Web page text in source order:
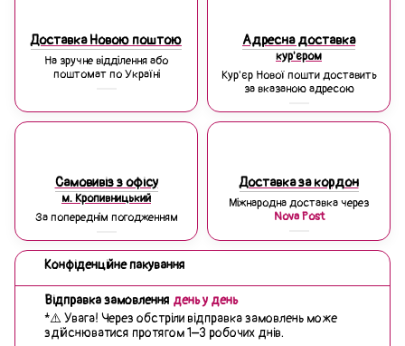
Доставка Новою поштою
На зручне відділення або
поштомат по Україні
Адресна доставка
кур'єром
Кур'єр Нової пошти доставить
за вказаною адресою
Самовивіз з офісу
м. Кропивницький
За попереднім погодженням
Доставка за кордон
Міжнародна доставка через
Nova Post
Конфіденційне пакування
Відправка замовлення день у день
*⚠️ Увага! Через обстріли відправка замовлень може
здійснюватися протягом 1–3 робочих днів.